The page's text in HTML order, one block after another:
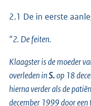
2.1 De in eerste
“2. De feiten.
Klaagster is de moeder
overleden inS.op 18
hierna verder als de
december 1999 door een